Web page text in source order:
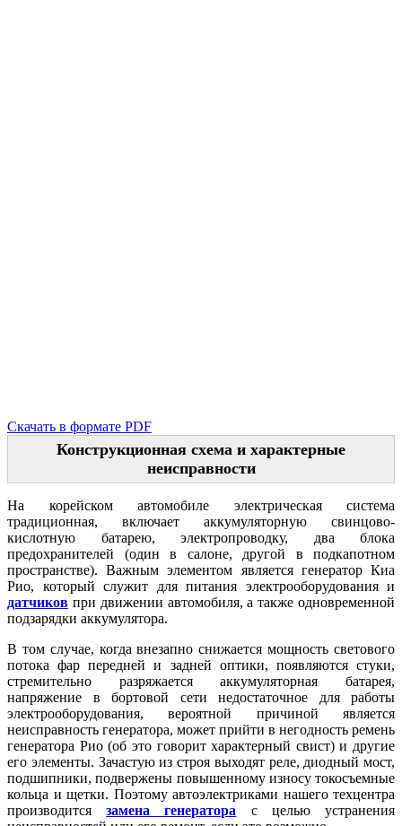
Скачать в формате PDF
Конструкционная схема и характерные
неисправности
На корейском автомобиле электрическая система
традиционная, включает аккумуляторную свинцово-
кислотную батарею, электропроводку, два блока
предохранителей (один в салоне, другой в подкапотном
пространстве). Важным элементом является генератор Киа
Рио, который служит для питания электрооборудования и
датчиков при движении автомобиля, а также одновременной
подзарядки аккумулятора.
В том случае, когда внезапно снижается мощность светового
потока фар передней и задней оптики, появляются стуки,
стремительно разряжается аккумуляторная батарея,
напряжение в бортовой сети недостаточное для работы
электрооборудования, вероятной причиной является
неисправность генератора, может прийти в негодность ремень
генератора Рио (об это говорит характерный свист) и другие
его элементы. Зачастую из строя выходят реле, диодный мост,
подшипники, подвержены повышенному износу токосъемные
кольца и щетки. Поэтому автоэлектриками нашего техцентра
производитсязамена генератора с целью устранения